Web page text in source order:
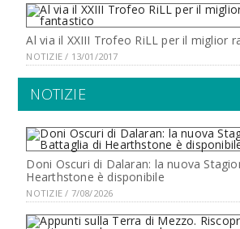
Al via il XXIII Trofeo RiLL per il miglior
NOTIZIE / 13/01/2017
NOTIZIE
Doni Oscuri di Dalaran: la nuova
Hearthstone è disponibile
NOTIZIE / 7/08/2026